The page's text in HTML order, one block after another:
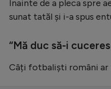
Înainte de a pleca spre
sunat tatăl și i-a spus
“Mă duc să-i
Câți fotbaliști români ar